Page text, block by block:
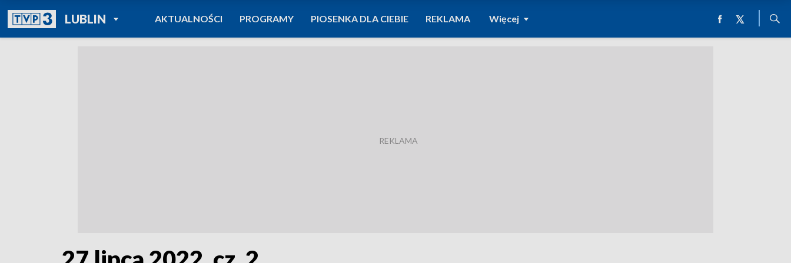
LUBLINPOWRÓT DO
TVP REGIONY
AKTUALNOŚCI PROGRAMY PIOSENKA DLA CIEBIE REKLAMA Więcej